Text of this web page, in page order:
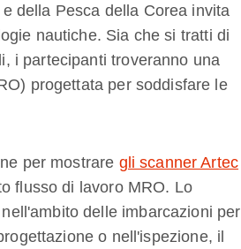
della Pesca della Corea invita
nautiche. Sia che si tratti di
i partecipanti troveranno una
progettata per soddisfare le
per mostrare gli scanner Artec
flusso di lavoro MRO. Lo
delle imbarcazioni per
o nell'ispezione, il